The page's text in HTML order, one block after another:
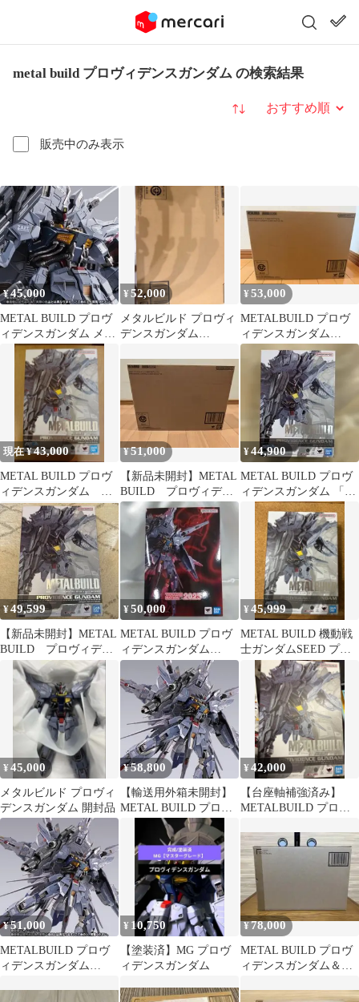
metal build プロヴィデンスガンダム の検索結果
販売中のみ表示
並び替え
¥45,000
METAL BUILD プロヴ
ィデンスガンダム メタ
ルビルド
¥52,000
メタルビルド プロヴィ
デンスガンダム
¥53,000
METALBUILD プロヴ
ィデンスガンダム
CLIMAX BATTLE Ver
現在 ¥43,000
METAL BUILD プロヴ
ィデンスガンダム メ
タルビルド
¥51,000
【新品未開封】METAL
BUILD プロヴィデン
スガンダム メタルビ
ルド
¥44,900
METAL BUILD プロヴ
ィデンスガンダム 「機
動戦士ガンダムSEED」
¥49,599
【新品未開封】METAL
BUILD プロヴィデン
スガンダム メタルビ
ルド
¥50,000
METAL BUILD プロヴ
ィデンスガンダム
CLIMAX BATTLEVer
¥45,999
METAL BUILD 機動戦
士ガンダムSEED プロ
ヴィデンスガンダム
¥45,000
メタルビルド プロヴィ
デンスガンダム 開封品
¥58,800
【輸送用外箱未開封】
METAL BUILD プロヴ
ィデンスガンダム
¥42,000
【台座軸補強済み】
METALBUILD プロヴ
タルビルド
¥51,000
METALBUILD プロヴ
ィデンスガンダム
¥ 10,750
【塗装済】MG プロヴ
ィデンスガンダム
¥78,000
METAL BUILD プロヴ
ィデンスガンダム＆フ